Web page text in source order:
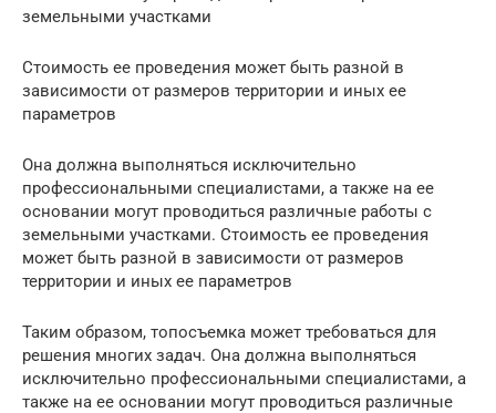
земельными участками
Стоимость ее проведения может быть разной в
зависимости от размеров территории и иных ее
параметров
Она должна выполняться исключительно
профессиональными специалистами, а также на ее
основании могут проводиться различные работы с
земельными участками. Стоимость ее проведения
может быть разной в зависимости от размеров
территории и иных ее параметров
Таким образом, топосъемка может требоваться для
решения многих задач. Она должна выполняться
исключительно профессиональными специалистами, а
также на ее основании могут проводиться различные